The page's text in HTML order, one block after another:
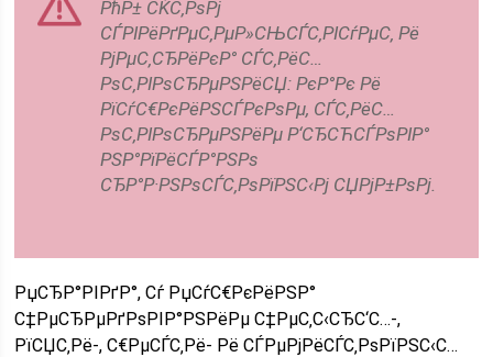
РћР± СЌС‚РѕРј
СЃРІРёРґРµС‚РµР»СЊСЃС‚РІСѓРµС‚ Рё
РјРµС‚СЂРёРєР° СЃС‚РёС…
РѕС‚РІРѕСЂРµРЅРёСЏ: РєР°Рє Рё
РїСѓС€РєРёРЅСЃРєРѕРµ, СЃС‚РёС…
РѕС‚РІРѕСЂРµРЅРёРµ Р‘СЂСЋСЃРѕРІР°
РЅР°РїРёСЃР°РЅРѕ
СЂР°Р·РЅРѕСЃС‚РѕРїРЅС‹Рј СЏРјР±РѕРј.
РџСЂР°РІРґР°, Сѓ РџСѓС€РєРёРЅР°
С‡РµСЂРµРґРѕРІР°РЅРёРµ С‡РµС‚С‹СЂС‘С…-,
РїСЏС‚Рё-, С€РµСЃС‚Рё- Рё СЃРµРјРёСЃС‚РѕРїРЅС‹С…